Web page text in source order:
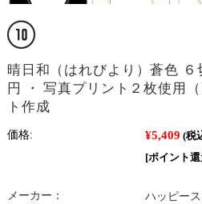
晴日和（はれびより）蒼色
円 ・ 写真プリント２枚使用
ト作成
価格: ¥5,409 (税
[ポイント
メーカー：
ハッピー